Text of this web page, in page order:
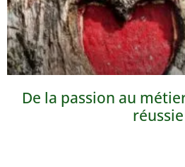
De la passion au
réussie